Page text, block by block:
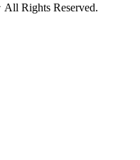
Rights Reserved.